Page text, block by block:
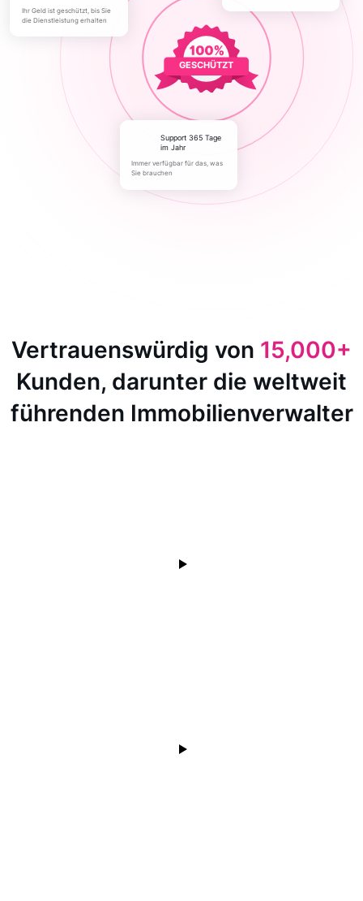
GESCHÜTZT
Ihr Geld ist geschützt, bis Sie
die Dienstleistung erhalten
Support 365 Tage
im Jahr
Immer verfügbar für das, was
Sie brauchen
Vertrauenswürdig von 15,000+
Kunden, darunter die weltweit
führenden Immobilienverwalter